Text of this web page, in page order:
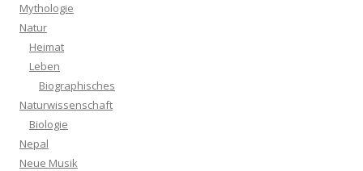
Mythologie
Natur
Heimat
Leben
Biographisches
Naturwissenschaft
Biologie
Nepal
Neue Musik